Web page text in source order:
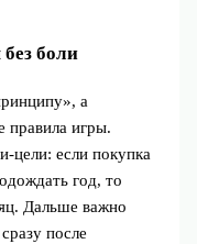
боли
а
правила игры.
если покупка
год, то
Дальше важно
после